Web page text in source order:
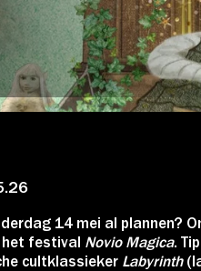
Over
14 mei al plannen?
het festival Novio Magica.
cultklassieker Labyrinth